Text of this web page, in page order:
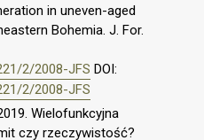
in uneven-aged
Bohemia. J. For.
2/2008-JFS DOI:
2/2008-JFS
Wielofunkcyjna
czy rzeczywistość?